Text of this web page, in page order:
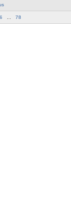
6 78